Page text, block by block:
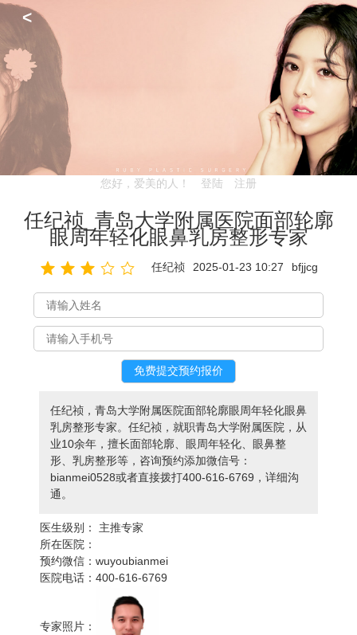
<
您好，爱美的人！ 登陆 注册
任纪祯_青岛大学附属医院面部轮廓
眼周年轻化眼鼻乳房整形专家
任纪祯 2025-01-23 10:27 bfjjcg
任纪祯，青岛大学附属医院面部轮廓眼周年轻化眼鼻
乳房整形专家。任纪祯，就职青岛大学附属医院，从
业10余年，擅长面部轮廓、眼周年轻化、眼鼻整
形、乳房整形等，咨询预约添加微信号：
bianmei0528或者直接拨打400-616-6769，详细沟
通。
医生级别：
主推专家
所在医院：
预约微信：wuyoubianmei
医院电话：400-616-6769
专家照片：